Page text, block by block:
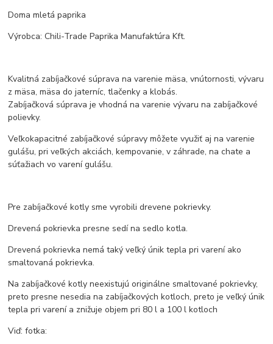
Doma mletá paprika
Výrobca: Chili-Trade Paprika Manufaktúra Kft.
Kvalitná zabíjačkové súprava na varenie mäsa, vnútornosti, vývaru
z mäsa, mäsa do jaterníc, tlačenky a klobás.
Zabíjačková súprava je vhodná na varenie vývaru na zabíjačkové
polievky.
Veľkokapacitné zabíjačkové súpravy môžete využiť aj na varenie
gulášu, pri veľkých akciách, kempovanie, v záhrade, na chate a
súťažiach vo varení gulášu.
Pre zabíjačkové kotly sme vyrobili drevene pokrievky.
Drevená pokrievka presne sedí na sedlo kotla.
Drevená pokrievka nemá taký veľký únik tepla pri varení ako
smaltovaná pokrievka.
Na zabíjačkové kotly neexistujú originálne smaltované pokrievky,
preto presne nesedia na zabíjačkových kotloch, preto je veľký únik
tepla pri varení a znižuje objem pri 80 l a 100 l kotloch
Viď: fotka: